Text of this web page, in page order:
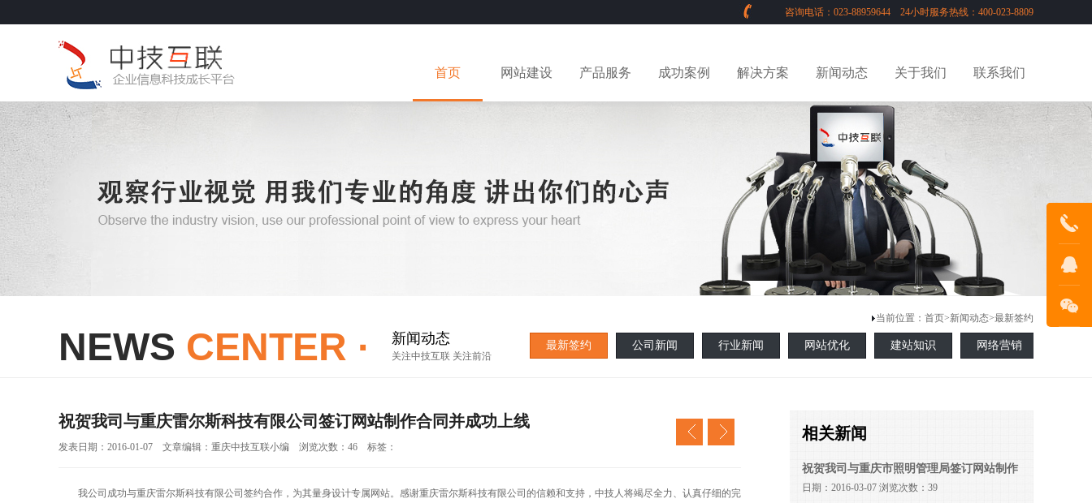
咨询电话：023-88959644 24小时服务热线：400-023-8809
首页 网站建设 产品服务 成功案例 解决方案 新闻动态 关于我们 联系我们
NEWS CENTER · 新闻动态
关注中技互联 关注前沿
当前位置： 首页>新闻动态>最新签约
最新签约 公司新闻 行业新闻 网站优化 建站知识 网络营销
祝贺我司与重庆雷尔斯科技有限公司签订网站制作合同并成功上线
发表日期：2016-01-07 文章编辑：重庆中技互联小编 浏览次数：46 标签：
我公司成功与重庆雷尔斯科技有限公司签约合作，为其量身设计专属网站。感谢重庆雷尔斯科技有限公司的信赖和支持，中技人将竭尽全力、认真仔细的完
相关新闻
祝贺我司与重庆市照明管理局签订网站制作
合同
日期：2016-03-07 浏览次数：39
023-
88959644
在线客服